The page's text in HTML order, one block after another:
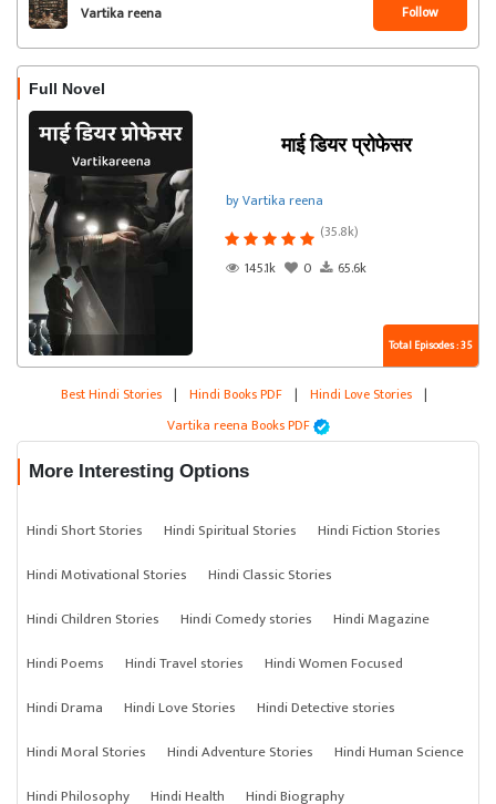
Vartika reena Follow
Full Novel
माई डियर प्रोफेसर
by Vartika reena
(35.8k)
145.1k
0 65.6k
Total Episodes : 35
Best Hindi Stories | Hindi Books PDF | Hindi Love Stories |
Vartika reena Books PDF
More Interesting Options
Hindi Short Stories Hindi Spiritual Stories
Hindi Fiction Stories
Hindi Motivational Stories
Hindi Classic Stories
Hindi Children Stories
Hindi Comedy stories
Hindi Magazine
Hindi Poems
Hindi Travel stories
Hindi Women Focused
Hindi Drama
Hindi Love Stories
Hindi Detective stories
Hindi Moral Stories
Hindi Adventure Stories
Hindi Human Science
Hindi Philosophy
Hindi Health Hindi Biography